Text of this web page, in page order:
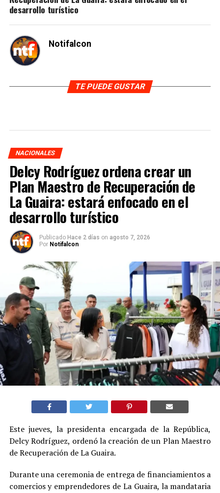
desarrollo turístico
Notifalcon
TE PUEDE GUSTAR
NACIONALES
Delcy Rodríguez ordena crear un
Plan Maestro de Recuperación de
La Guaira: estará enfocado en el
desarrollo turístico
Publicado Hace 2 días on agosto 7, 2026
Por Notifalcon
Este jueves, la presidenta encargada de la República,
Delcy Rodríguez, ordenó la creación de un Plan Maestro
de Recuperación de La Guaira.
Durante una ceremonia de entrega de financiamientos a
comercios y emprendedores de La Guaira, la mandataria